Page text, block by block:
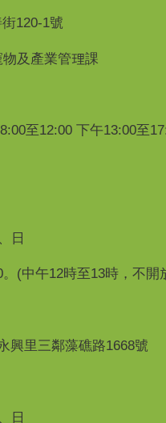
街120-1號
及產業管理課
至12:00 下午13:00至
日
(中午12時至13時，不開
里三鄰藻礁路1668號
日